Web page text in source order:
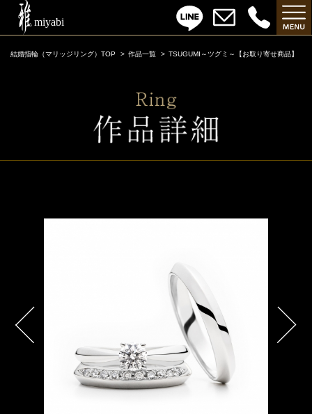
結婚指輪（マリッジリング）TOP 作品一覧 TSUGUMI～ツグミ～【お取り寄せ商品】